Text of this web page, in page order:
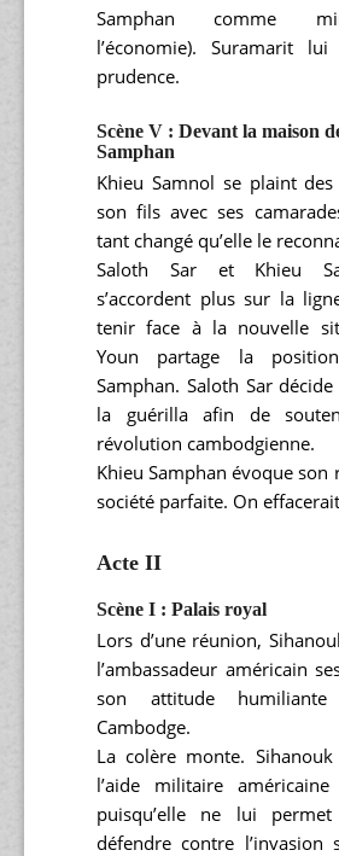
Samphan comme
l’économie). Suramarit
prudence.
Scène V : Devant la maison
Samphan
Khieu Samnol se plaint
son fils avec ses
tant changé qu’elle le
Saloth Sar et Khieu
s’accordent plus sur la
tenir face à la nouvelle
Youn partage la
Samphan. Saloth Sar
la guérilla afin de
révolution cambodgienne.
Khieu Samphan évoque son
société parfaite. On
Acte II
Scène I : Palais royal
Lors d’une réunion,
l’ambassadeur américain
son attitude
Cambodge.
La colère monte.
l’aide militaire
puisqu’elle ne lui
défendre contre l’invasion